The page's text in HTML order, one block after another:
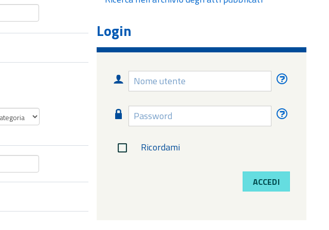
Login
Nome
utente
Nome
utente
Password
Password
Ricordami
ACCEDI